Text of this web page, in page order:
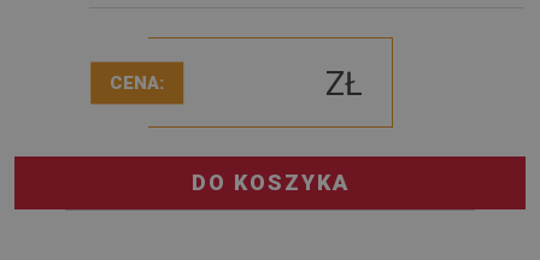
CENA: ZŁ
DO KOSZYKA